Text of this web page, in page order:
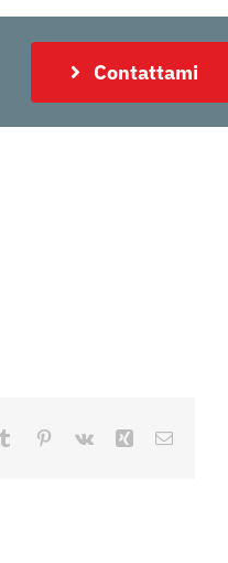
Contattami
Tumblr Pinterest
Vk Xing Email